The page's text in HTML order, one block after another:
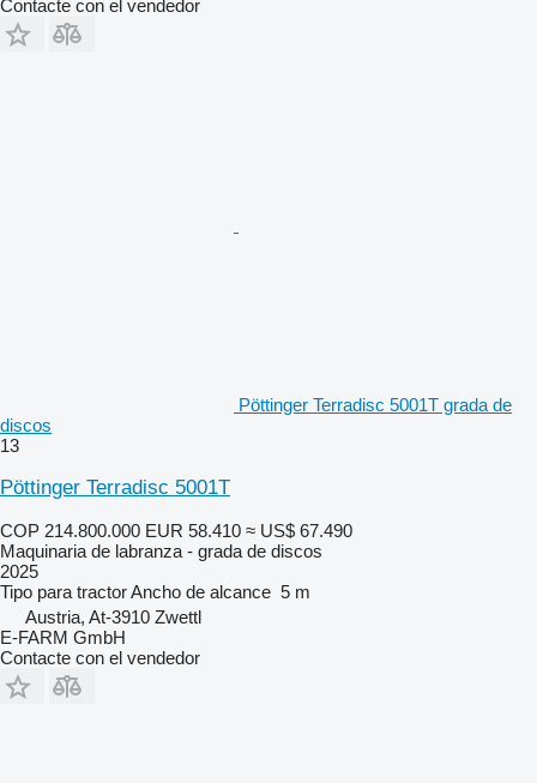
Contacte con el vendedor
Pöttinger Terradisc 5001T grada de
discos
13
Pöttinger Terradisc 5001T
COP 214.800.000 EUR 58.410 ≈ US$ 67.490
Maquinaria de labranza - grada de discos
2025
Tipo para tractorAncho de alcance 5 m
Austria, At-3910 Zwettl
E-FARM GmbH
Contacte con el vendedor